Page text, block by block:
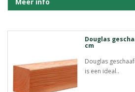
Douglas
cm
Douglas
is een ideal..